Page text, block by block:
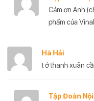
Cảm ơn Anh
phẩm của
Hà Hải
t ở thanh xuân
Tập Đoàn